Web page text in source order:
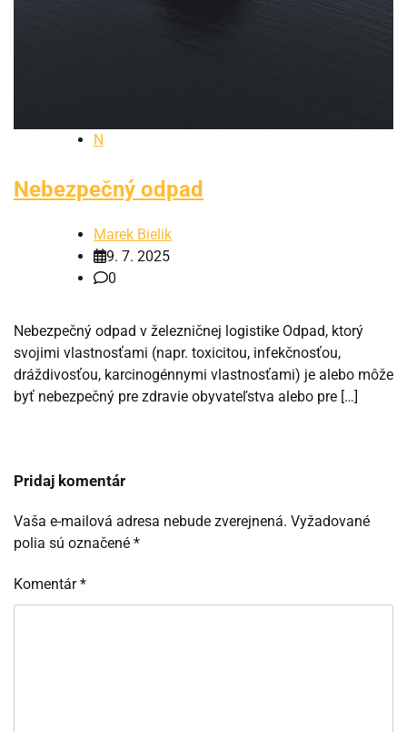
N
Nebezpečný odpad
Marek Bielik
9. 7. 2025
0
Nebezpečný odpad v železničnej logistike Odpad, ktorý
svojimi vlastnosťami (napr. toxicitou, infekčnosťou,
dráždivosťou, karcinogénnymi vlastnosťami) je alebo môže
byť nebezpečný pre zdravie obyvateľstva alebo pre […]
Pridaj komentár
Vaša e-mailová adresa nebude zverejnená. Vyžadované
polia sú označené *
Komentár*